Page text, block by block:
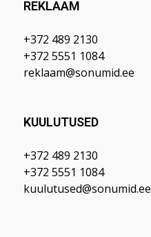
REKLAAM
+372 489 2130
+372 5551 1084
reklaam@sonumid.ee
KUULUTUSED
+372 489 2130
+372 5551 1084
kuulutused@sonumid.ee